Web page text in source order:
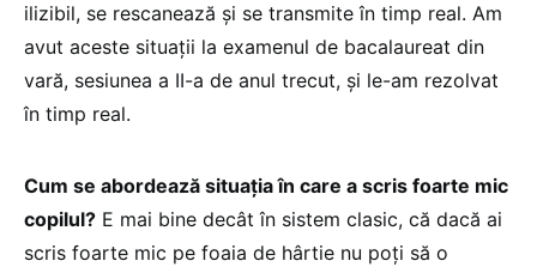
ilizibil, se rescanează și se transmite în timp real. Am
avut aceste situații la examenul de bacalaureat din
vară, sesiunea a II-a de anul trecut, și le-am rezolvat
în timp real.
Cum se abordează situația în care a scris foarte mic
copilul? E mai bine decât în sistem clasic, că dacă ai
scris foarte mic pe foaia de hârtie nu poți să o